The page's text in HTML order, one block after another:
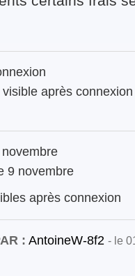
visible après connexion
9 novembre
après connexion
: AntoineW-8f2 - le